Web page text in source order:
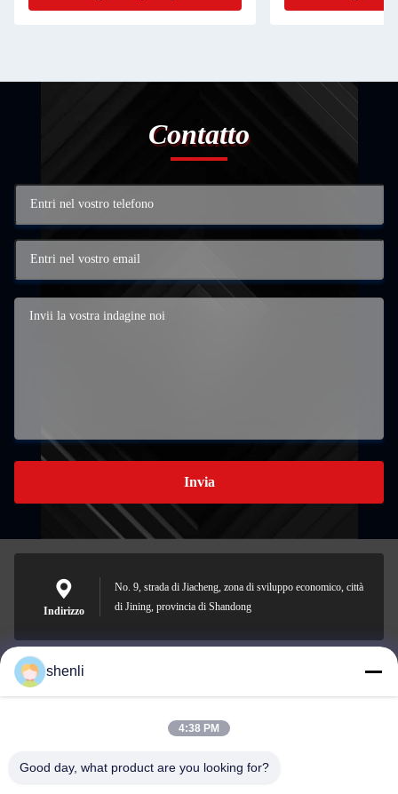
Contatto
Invia
Indirizzo
No. 9, strada di Jiacheng, zona di sviluppo economico, città
di Jining, provincia di Shandong
shenli@shenlirigging.com
shenli
4:38 PM
Good day, what product are you looking for?